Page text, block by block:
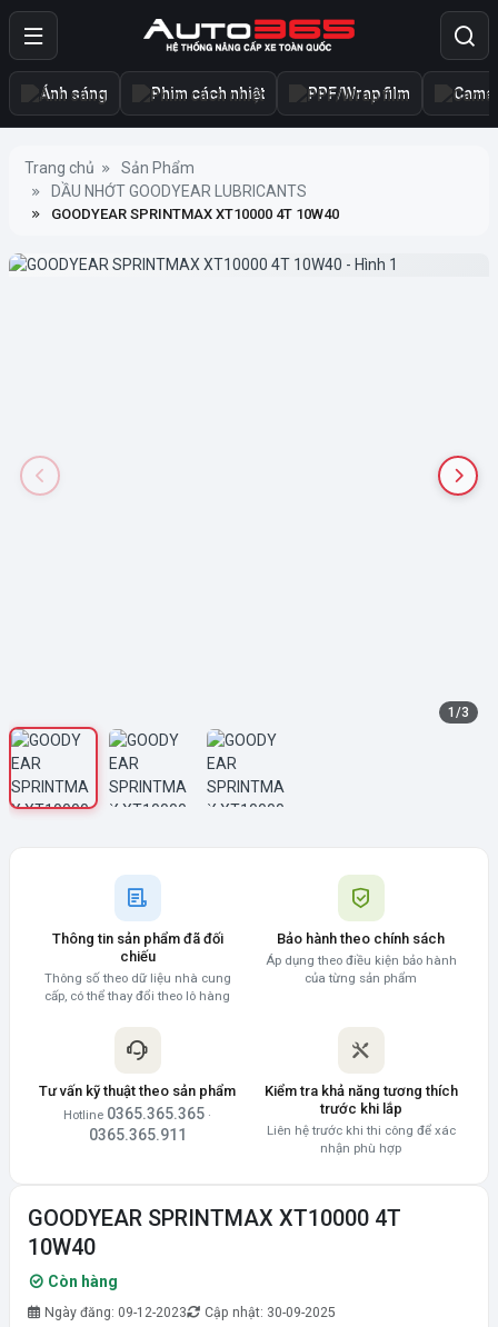
Ánh sáng Phim cách nhiệt PPF/Wrap film
Trang chủ
Sản Phẩm
DẦU NHỚT GOODYEAR LUBRICANTS
GOODYEAR SPRINTMAX XT10000 4T 10W40
1 /3
Thông tin sản phẩm đã đối
chiếu
Thông số theo dữ liệu nhà cung
cấp, có thể thay đổi theo lô hàng
Bảo hành theo chính sách
Áp dụng theo điều kiện bảo hành
của từng sản phẩm
Tư vấn kỹ thuật theo sản phẩm
Hotline 0365.365.365 ·
0365.365.911
Kiểm tra khả năng tương thích
trước khi lắp
Liên hệ trước khi thi công để xác
nhận phù hợp
GOODYEAR SPRINTMAX XT10000 4T
10W40
Còn hàng
Ngày đăng: 09-12-2023 Cập nhật: 30-09-2025